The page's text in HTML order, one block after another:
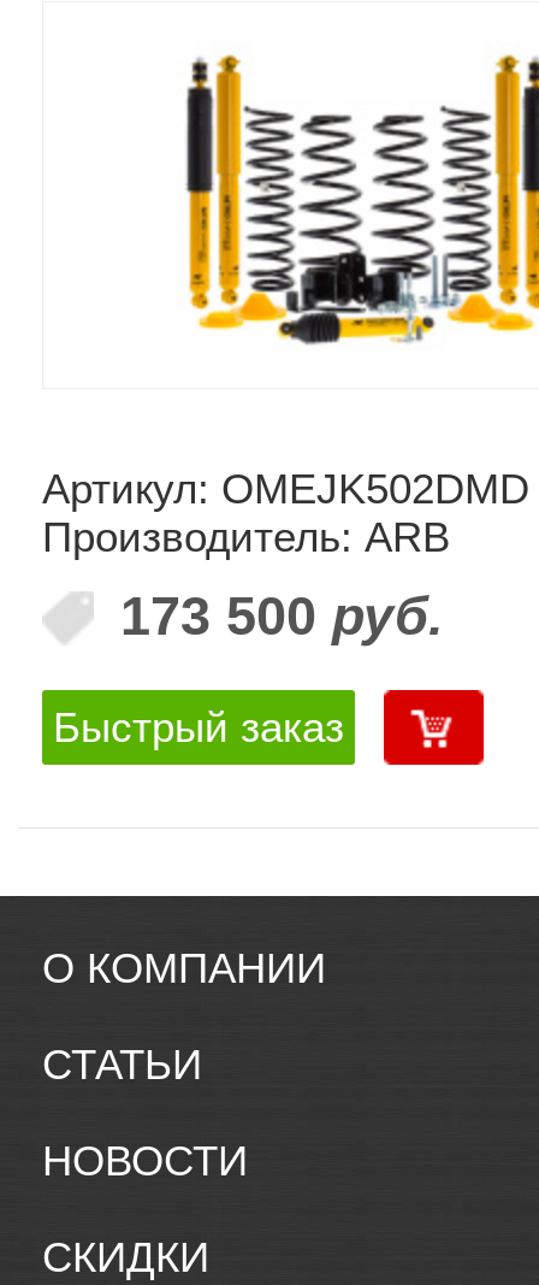
Артикул: OMEJK502DMD
Производитель: ARB
173 500 руб.
Быстрый заказ
О КОМПАНИИ
СТАТЬИ
НОВОСТИ
СКИДКИ